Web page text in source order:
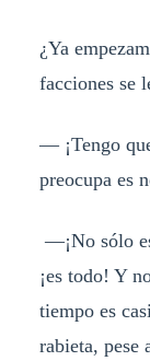
¿Ya
facciones se
— ¡Tengo
preocupa es
—¡No sólo
¡es todo! Y
tiempo es
rabieta, pese